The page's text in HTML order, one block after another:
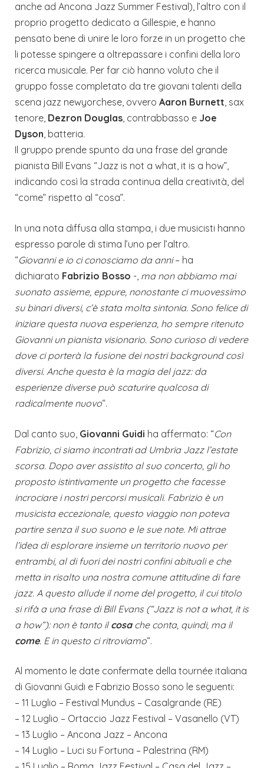
anche ad Ancona Jazz Summer Festival), l’altro con il
proprio progetto dedicato a Gillespie, e hanno
pensato bene di unire le loro forze in un progetto che
li potesse spingere a oltrepassare i confini della loro
ricerca musicale. Per far ciò hanno voluto che il
gruppo fosse completato da tre giovani talenti della
scena jazz newyorchese, ovvero Aaron Burnett, sax
tenore, Dezron Douglas, contrabbasso e Joe
Dyson, batteria.
Il gruppo prende spunto da una frase del grande
pianista Bill Evans “Jazz is not a what, it is a how”,
indicando così la strada continua della creatività, del
“come” rispetto al “cosa”.
In una nota diffusa alla stampa, i due musicisti hanno
espresso parole di stima l’uno per l’altro.
“Giovanni e io ci conosciamo da anni– ha
dichiarato Fabrizio Bosso -, ma non abbiamo mai
suonato assieme, eppure, nonostante ci muovessimo
su binari diversi, c’è stata molta sintonia. Sono felice di
iniziare questa nuova esperienza, ho sempre ritenuto
Giovanni un pianista visionario. Sono curioso di vedere
dove ci porterà la fusione dei nostri background così
diversi. Anche questa è la magia del jazz: da
esperienze diverse può scaturire qualcosa di
radicalmente nuovo“.
Dal canto suo, Giovanni Guidi ha affermato: “Con
Fabrizio, ci siamo incontrati ad Umbria Jazz l’estate
scorsa. Dopo aver assistito al suo concerto, gli ho
proposto istintivamente un progetto che facesse
incrociare i nostri percorsi musicali. Fabrizio è un
musicista eccezionale, questo viaggio non poteva
partire senza il suo suono e le sue note. Mi attrae
l’idea di esplorare insieme un territorio nuovo per
entrambi, al di fuori dei nostri confini abituali e che
metta in risalto una nostra comune attitudine di fare
jazz. A questo allude il nome del progetto, il cui titolo
si rifà a una frase di Bill Evans (“Jazz is not a what, it is
a how”): non è tanto il cosache conta, quindi, ma il
come. E in questo ci ritroviamo“.
Al momento le date confermate della tournée italiana
di Giovanni Guidi e Fabrizio Bosso sono le seguenti:
– 11 Luglio – Festival Mundus – Casalgrande (RE)
– 12 Luglio – Ortaccio Jazz Festival – Vasanello (VT)
– 13 Luglio – Ancona Jazz – Ancona
– 14 Luglio – Luci su Fortuna – Palestrina (RM)